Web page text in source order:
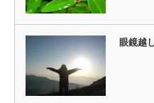
眼鏡越